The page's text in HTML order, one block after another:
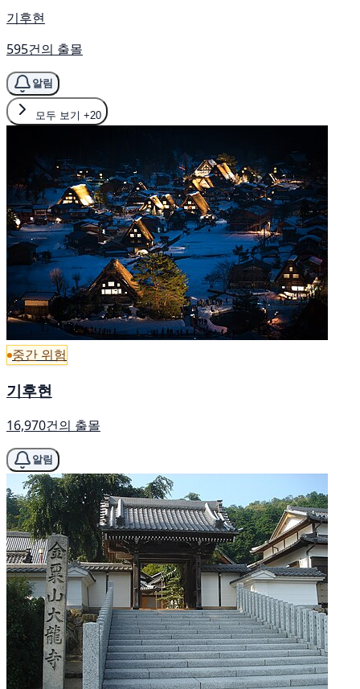
기후현
595건의 출몰
알림
모두 보기 +20
중간 위험
기후현
16,970건의 출몰
알림